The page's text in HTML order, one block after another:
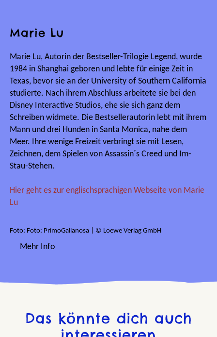
Marie Lu
Marie Lu, Autorin der Bestseller-Trilogie Legend, wurde
1984 in Shanghai geboren und lebte für einige Zeit in
Texas, bevor sie an der University of Southern California
studierte. Nach ihrem Abschluss arbeitete sie bei den
Disney Interactive Studios, ehe sie sich ganz dem
Schreiben widmete. Die Bestsellerautorin lebt mit ihrem
Mann und drei Hunden in Santa Monica, nahe dem
Meer. Ihre wenige Freizeit verbringt sie mit Lesen,
Zeichnen, dem Spielen von Assassin´s Creed und Im-
Stau-Stehen.
Hier geht es zur englischsprachigen Webseite von Marie
Lu
Foto: Foto: PrimoGallanosa | © Loewe Verlag GmbH
Mehr Info
Das könnte dich auch